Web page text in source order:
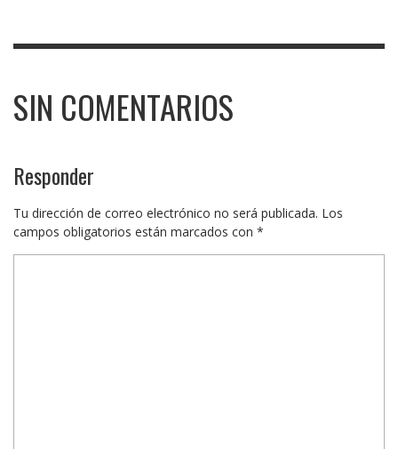
SIN COMENTARIOS
Responder
Tu dirección de correo electrónico no será publicada. Los
campos obligatorios están marcados con *